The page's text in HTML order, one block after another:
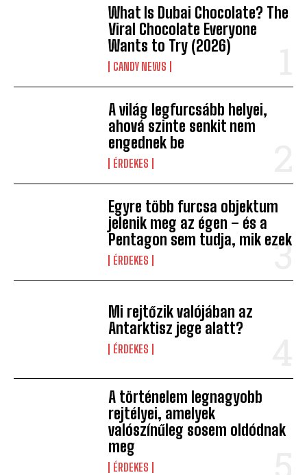
What Is Dubai Chocolate? The
Viral Chocolate Everyone
Wants to Try (2026)
CANDY NEWS
A világ legfurcsább helyei,
ahová szinte senkit nem
engednek be
ÉRDEKES
Egyre több furcsa objektum
jelenik meg az égen – és a
Pentagon sem tudja, mik ezek
ÉRDEKES
Mi rejtőzik valójában az
Antarktisz jege alatt?
ÉRDEKES
A történelem legnagyobb
rejtélyei, amelyek
valószínűleg sosem oldódnak
meg
ÉRDEKES